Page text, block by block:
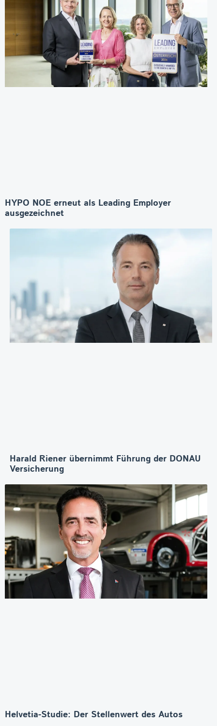
HYPO NOE erneut als Leading Employer
ausgezeichnet
Harald Riener übernimmt Führung der DONAU
Versicherung
Helvetia-Studie: Der Stellenwert des Autos